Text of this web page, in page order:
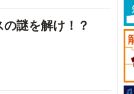
の謎を解け！？